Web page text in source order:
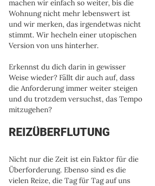
machen wir einfach so weiter, bis die
Wohnung nicht mehr lebenswert ist
und wir merken, das irgendetwas nicht
stimmt. Wir hecheln einer utopischen
Version von uns hinterher.
Erkennst du dich darin in gewisser
Weise wieder? Fällt dir auch auf, dass
die Anforderung immer weiter steigen
und du trotzdem versuchst, das Tempo
mitzugehen?
REIZÜBERFLUTUNG
Nicht nur die Zeit ist ein Faktor für die
Überforderung. Ebenso sind es die
vielen Reize, die Tag für Tag auf uns